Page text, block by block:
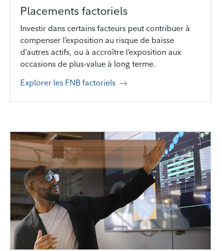
Placements factoriels
Investir dans certains facteurs peut contribuer à
compenser l’exposition au risque de baisse
d’autres actifs, ou à accroître l’exposition aux
occasions de plus-value à long terme.
Explorer les FNB factoriels